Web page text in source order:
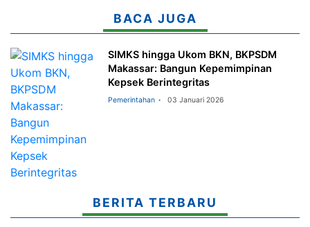
BACA JUGA
SIMKS hingga Ukom BKN, BKPSDM
Makassar: Bangun Kepemimpinan
Kepsek Berintegritas
Pemerintahan 03 Januari 2026
BERITA TERBARU